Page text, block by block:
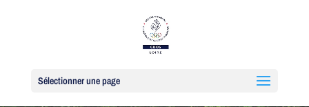
Sélectionner une page